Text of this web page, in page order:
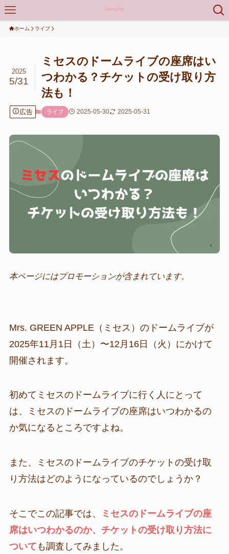
ホーム ライブ
ミセスのドームライブの座席はい
つわかる？チケットの受け取り方
法も！
2025
5/31
広告 ライブ 2025-05-30 2025-05-31
本ページにはプロモーションが含まれています。
Mrs. GREEN APPLE（ミセス）のドームライブが
2025年11月1日（土）〜12月16日（火）にかけて
開催されます。
初めてミセスのドームライブに行く人にとって
は、ミセスのドームライブの座席はいつわかるの
か気になるところですよね。
また、ミセスのドームライブのチケットの受け取
り方法はどのようになっているのでしょうか？
そこでこの記事では、
ミセスのドームライブの座
席はいつわかるのか、チケットの受け取り方法に
ついて も調査してみました。